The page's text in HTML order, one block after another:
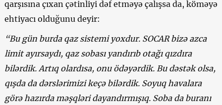
qarşısına çıxan çətinliyi dəf etməyə çalışsa da, köməyə
ehtiyacı olduğunu deyir:
“Bu gün burda qaz sistemi yoxdur. SOCAR bizə azca
limit ayırsaydı, qaz sobası yandırıb otağı qızdıra
bilərdik. Artıq olardısa, onu ödəyərdik. Bu dəstək olsa,
qışda da dərslərimizi keçə bilərdik. Soyuq havalara
görə hazırda məşqləri dayandırmışıq. Soba da buranı